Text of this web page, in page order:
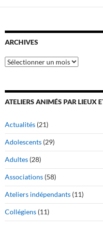
ARCHIVES
Archives
ATELIERS ANIMÉS PAR LIEUX
Actualités (21)
Adolescents (29)
Adultes (28)
Associations (58)
Ateliers indépendants (11)
Collégiens (11)